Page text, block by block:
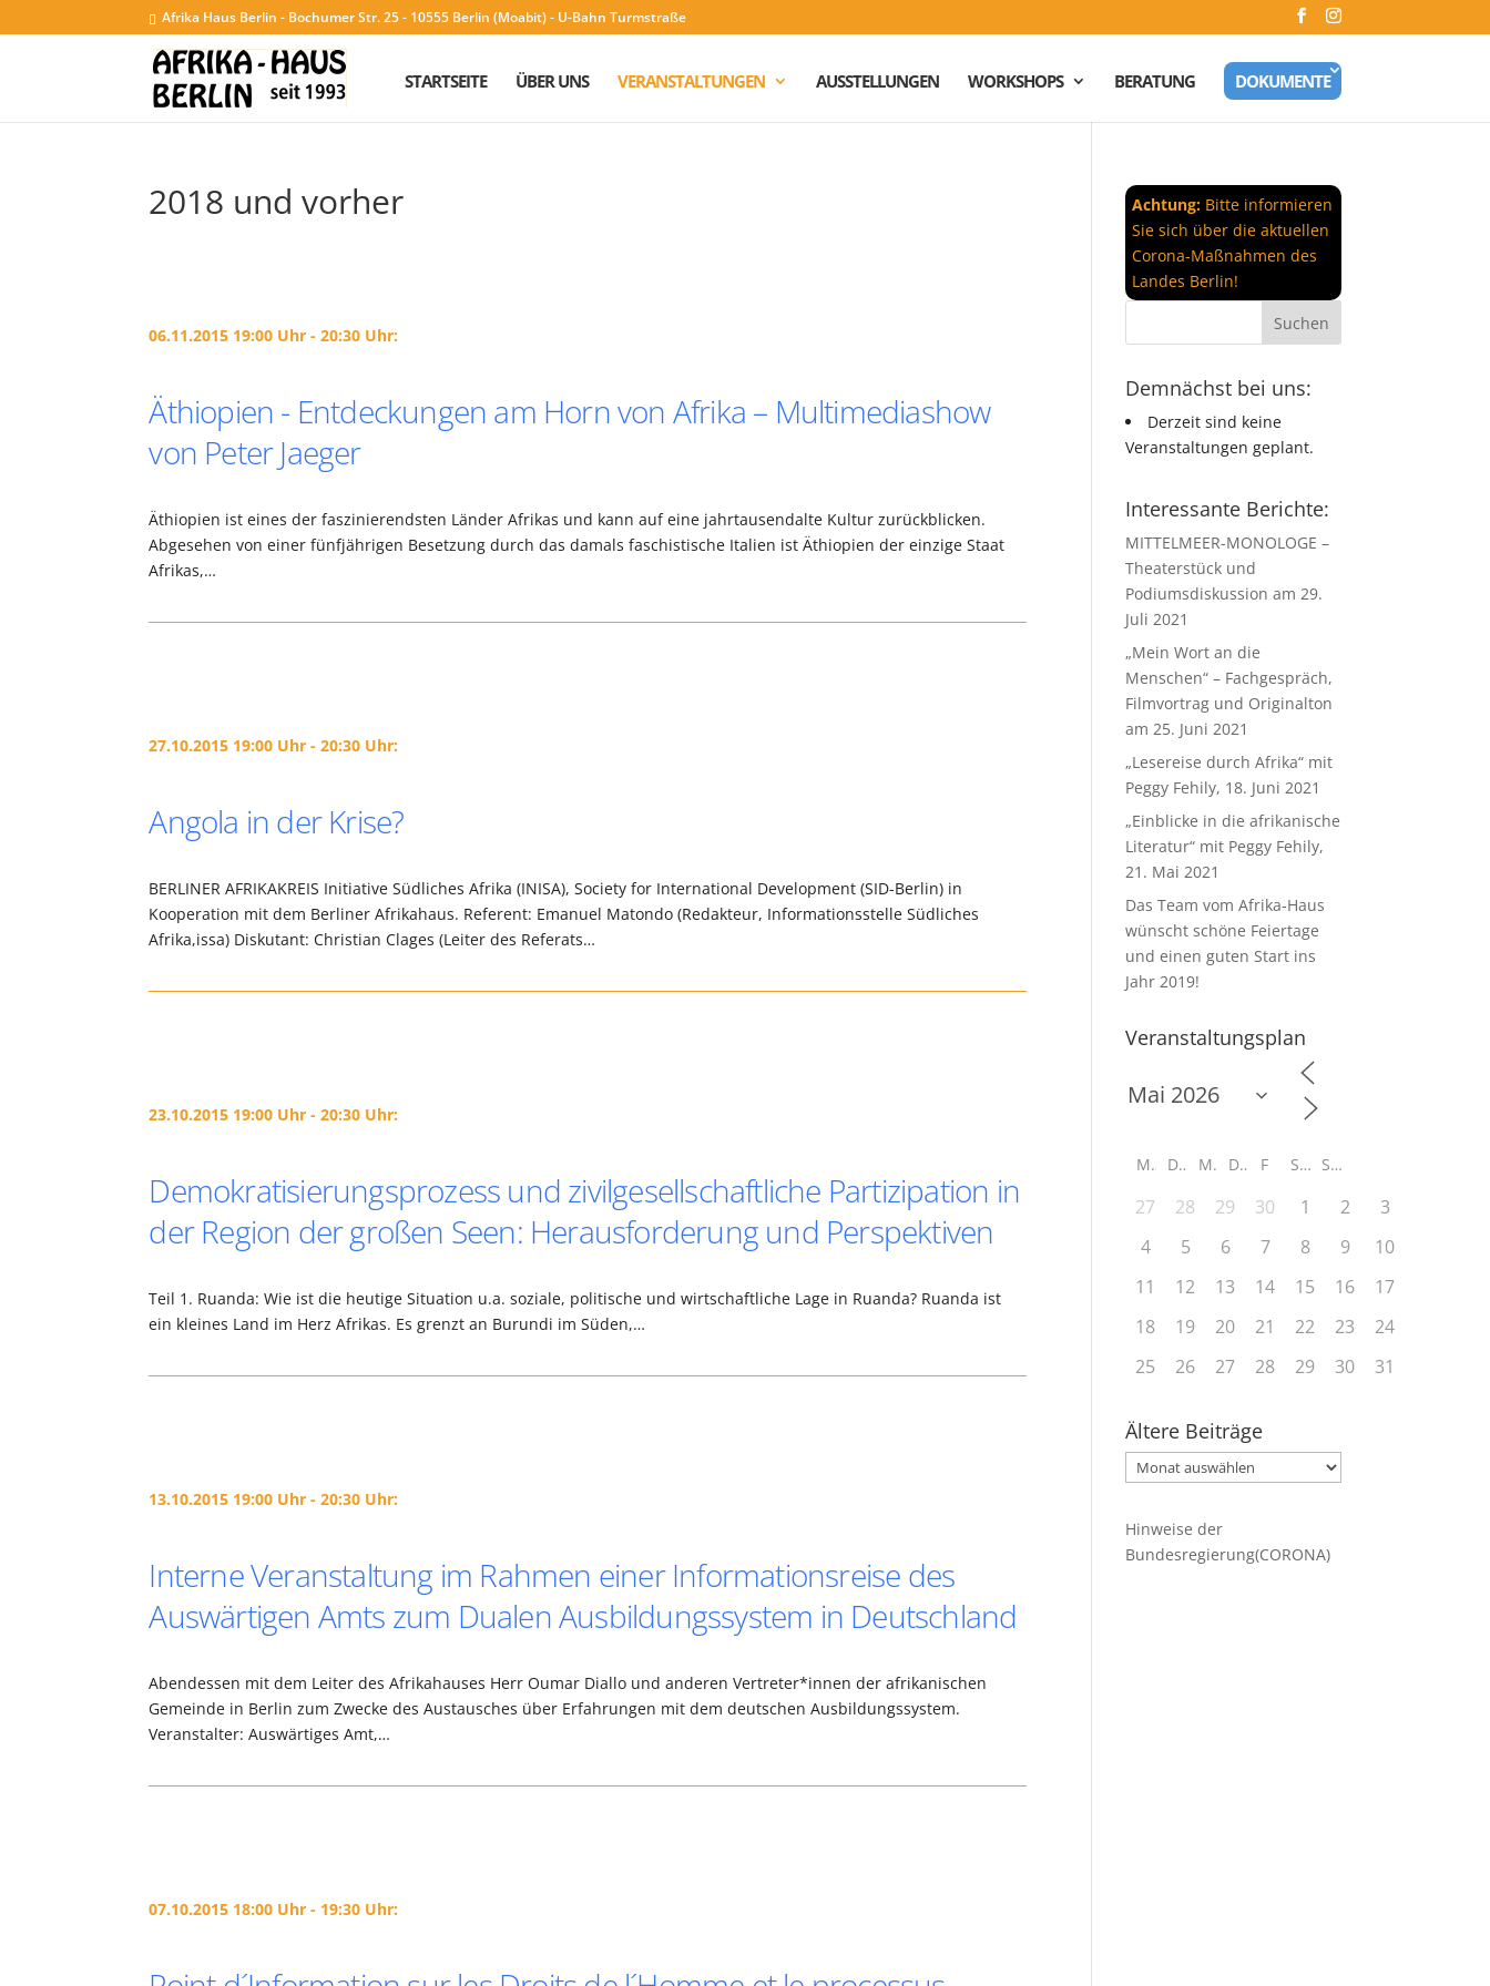
Afrika Haus Berlin - Bochumer Str. 25 - 10555 Berlin (Moabit) - U-Bahn Turmstraße
STARTSEITE ÜBER UNS VERANSTALTUNGEN AUSSTELLUNGEN WORKSHOPS BERATUNG DOKUMENTE
2018 und vorher
06.11.2015 19:00 Uhr - 20:30 Uhr:
Äthiopien - Entdeckungen am Horn von Afrika – Multimediashow
von Peter Jaeger
Äthiopien ist eines der faszinierendsten Länder Afrikas und kann auf eine jahrtausendalte Kultur zurückblicken.
Abgesehen von einer fünfjährigen Besetzung durch das damals faschistische Italien ist Äthiopien der einzige Staat
Afrikas,…
27.10.2015 19:00 Uhr - 20:30 Uhr:
Angola in der Krise?
BERLINER AFRIKAKREIS Initiative Südliches Afrika (INISA), Society for International Development (SID-Berlin) in
Kooperation mit dem Berliner Afrikahaus. Referent: Emanuel Matondo (Redakteur, Informationsstelle Südliches
Afrika,issa) Diskutant: Christian Clages (Leiter des Referats…
23.10.2015 19:00 Uhr - 20:30 Uhr:
Demokratisierungsprozess und zivilgesellschaftliche Partizipation in
der Region der großen Seen: Herausforderung und Perspektiven
Teil 1. Ruanda: Wie ist die heutige Situation u.a. soziale, politische und wirtschaftliche Lage in Ruanda? Ruanda ist
ein kleines Land im Herz Afrikas. Es grenzt an Burundi im Süden,…
13.10.2015 19:00 Uhr - 20:30 Uhr:
Interne Veranstaltung im Rahmen einer Informationsreise des
Auswärtigen Amts zum Dualen Ausbildungssystem in Deutschland
Abendessen mit dem Leiter des Afrikahauses Herr Oumar Diallo und anderen Vertreter*innen der afrikanischen
Gemeinde in Berlin zum Zwecke des Austausches über Erfahrungen mit dem deutschen Ausbildungssystem.
Veranstalter: Auswärtiges Amt,…
07.10.2015 18:00 Uhr - 19:30 Uhr:
Achtung: Bitte informieren
Sie sich über die aktuellen
Corona-Maßnahmen des
Landes Berlin!
Demnächst bei uns:
Derzeit sind keine
Veranstaltungen geplant.
Interessante Berichte:
MITTELMEER-MONOLOGE –
Theaterstück und
Podiumsdiskussion am 29.
Juli 2021
„Mein Wort an die
Menschen“ – Fachgespräch,
Filmvortrag und Originalton
am 25. Juni 2021
„Lesereise durch Afrika“ mit
Peggy Fehily, 18. Juni 2021
„Einblicke in die afrikanische
Literatur“ mit Peggy Fehily,
21. Mai 2021
Das Team vom Afrika-Haus
wünscht schöne Feiertage
und einen guten Start ins
Jahr 2019!
Veranstaltungsplan
M D M D F S S
27 28 29 30 1 2
3
4
5 6 7 8 9
10
11
12 13 14 15 16
17
18
19 20 21 22 23
24
25
26 27 28 29 30 31
Ältere Beiträge
Ältere
Beiträge
Hinweise der
Bundesregierung(CORONA)